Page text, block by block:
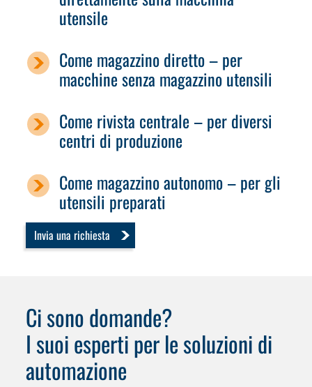
utensile
Come magazzino diretto – per
macchine senza magazzino utensili
Come rivista centrale – per diversi
centri di produzione
Come magazzino autonomo – per gli
utensili preparati
Invia una richiesta
Ci sono domande?
I suoi esperti per le soluzioni di
automazione